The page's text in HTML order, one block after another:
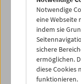
Notwendige
eine Webseite
indem sie
sichere
ermöglichen.
diese Cookies
funktionieren.